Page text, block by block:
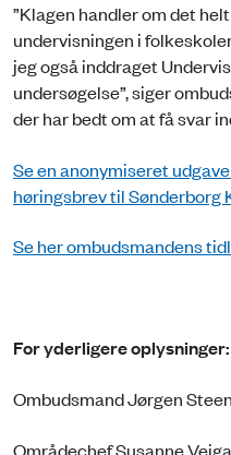
”Klagen handler om det
undervisningen i
jeg også inddraget
undersøgelse”, siger
der har bedt om at få svar
Se en anonymiseret
høringsbrev til Sønderborg
Se her ombudsmandens
For yderligere oplysninger:
Ombudsmand Jørgen
Områdechef Susanne